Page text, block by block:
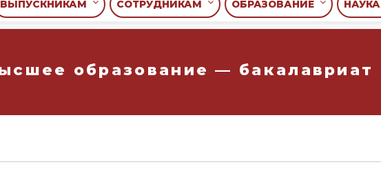
ВЫПУСКНИКАМ СОТРУДНИКАМ ОБРАЗОВАНИЕ НАУКА
образование — бакалавриат